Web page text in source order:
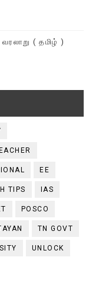
( தமிழ் )
EE
TIPS IAS
POSCO
TN GOVT
UNLOCK